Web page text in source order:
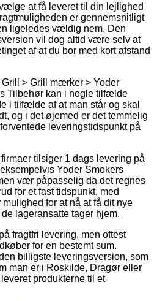
at få leveret til din lejlighed
er gennemsnitligt
ligeledes vældig nem. Den
vil dog altid være selv at
af at du bor med kort afstand
> Grill mærker > Yoder
Tilbehør kan i nogle tilfælde
i tilfælde af at man står og skal
og i det øjemed er det temmelig
leveringstidspunkt på
tilsiger 1 dags levering på
Yoder Smokers
vær påpasselig da det regnes
for et fast tidspunkt, med
for at nå at få dit nye
lageransatte tager hjem.
fragtfri levering, men oftest
for en bestemt sum.
billigste leveringsversion, som
man er i Roskilde, Dragør eller
produkterne til et